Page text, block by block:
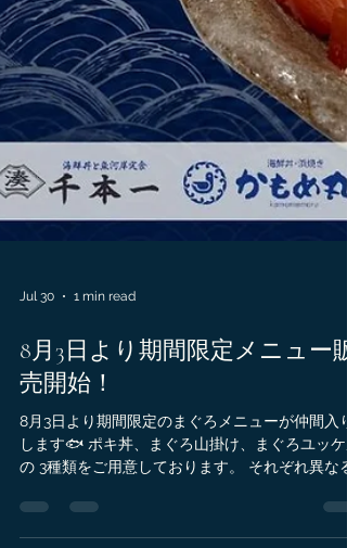
Jul 30 1 min read
8月3日より期間限定メニュー販